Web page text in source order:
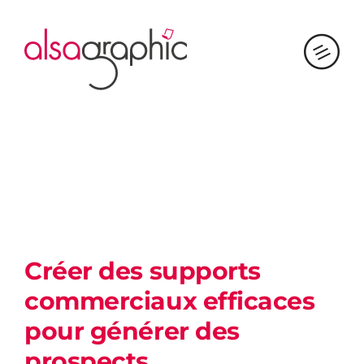
contenu
Créer des supports
commerciaux efficaces
pour générer des